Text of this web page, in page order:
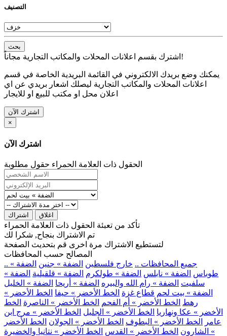
التصنيف
بحث
اشترك بقسم اعلانات المحلات والمكاتب التجارية مجاناً!
يمكنك وضع بريدك الالكتروني في القائمة البريدية الخاصة في قسم
اعلانات المحلات والمكاتب التجارية ليصلك اشعار بريدي عن اي
اعلان محل او مكتب للبيع او للايجار
اشترك الآن
×
اشترك الآن
الحقول ذات العلامة الحمراء حقول مطلوبة
اشتراك اغلاق
تأكد من تعبئة الحقول ذات العلامة الحمراء
تم الاشتراك بنجاح, شكرا لك
لتستطيع الاشتراك مرة اخرى قم بتحديث الصفحة
المصالح حسب المحافظات
.. جميع المحافظات .. خارج فلسطين الضفة » جنين الضفة »
طوباس الضفة » نابلس الضفة » طولكرم الضفة » قلقيلية الضفة »
سلفيت الضفة » رام الله والبيره الضفة » أريحا الضفة » الخليل
الضفة » بيت لحم قطاع غزة الخط الأخضر » حيفا الخط الأخضر »
رهط الخط الأخضر » أم الفحم الخط الأخضر » الناصرة الخط
الأخضر » عكا ونهاريا الخط الأخضر » الجليل الخط الأخضر » مرج ابن
عامر
الخط الأخضر » البطوف الخط الأخضر » الجولان الخط الأخضر
» الشارون الخط الأخضر » القدس الخط الأخضر » نتانيا والخضيرة